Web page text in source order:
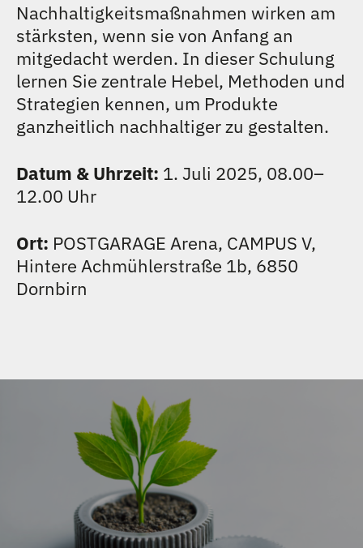
PODCASTS
TEAM
KONTAKT
Nachhaltigkeitsmaßnahmen wirken am
stärksten, wenn sie von Anfang an
mitgedacht werden. In dieser Schulung
lernen Sie zentrale Hebel, Methoden und
Strategien kennen, um Produkte
ganzheitlich nachhaltiger zu gestalten.
Datum & Uhrzeit: 1. Juli 2025, 08.00–
12.00 Uhr
Ort: POSTGARAGE Arena, CAMPUS V,
Hintere Achmühlerstraße 1b, 6850
Dornbirn